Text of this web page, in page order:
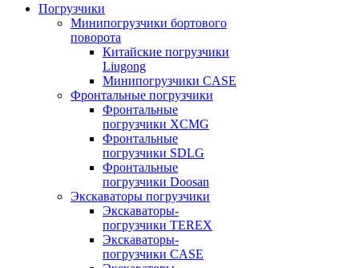
Погрузчики
Минипогрузчики бортового
поворота
Китайские погрузчики
Liugong
Минипогрузчики CASE
Фронтальные погрузчики
Фронтальные
погрузчики XCMG
Фронтальные
погрузчики SDLG
Фронтальные
погрузчики Doosan
Экскаваторы погрузчики
Экскаваторы-
погрузчики TEREX
Экскаваторы-
погрузчики CASE